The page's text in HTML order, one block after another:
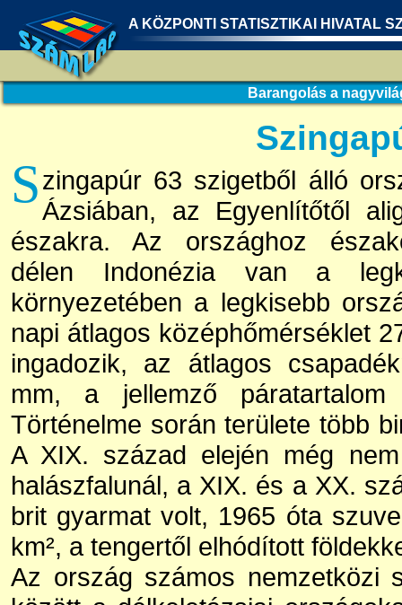
A KÖZPONTI STATISZTIKAI HIVATAL
Barangolás a
Szingapúr 63 szigetből álló
Ázsiában, az Egyenlítőtől
északra. Az országhoz
délen Indonézia van a
környezetében a legkisebb
napi átlagos középhőmérséklet
ingadozik, az átlagos
mm, a jellemző
Történelme során területe több
A XIX. század elején még
halászfalunál, a XIX. és a XX.
brit gyarmat volt, 1965 óta
km², a tengertől elhódított
Az ország számos nemzetközi